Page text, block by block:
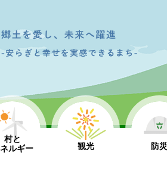
村と
ルギー
観光 防災